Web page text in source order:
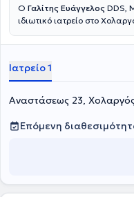
Ο Γαλίτης Ευάγγελος DDS,
ιδιωτικό ιατρείο στο
Οδοντιατρική Σχολή του
πανεπιστήμιο. Είναι
κρανιογναθικών
κατασκευή ειδικών
ορθή αντιμετώπιση τους. Οι
πρέπει να πληρούν
αποτελεσματικοί, μπορούν
αρθρικού πόνου, σε
Ελλάδα και το εξωτερικό
Ιατρείο 1
Αναστάσεως 23,
Επόμενη